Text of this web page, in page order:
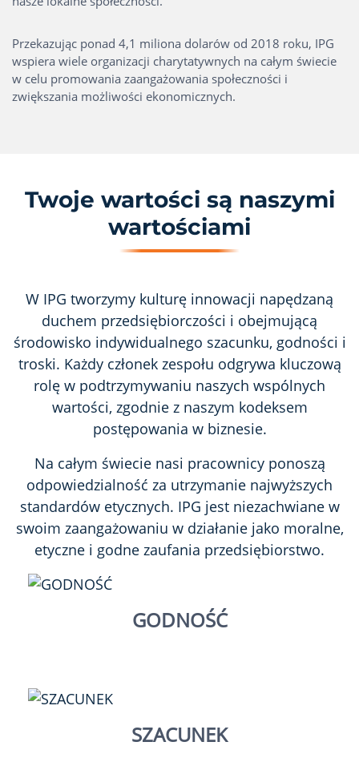
Przekazując ponad 4,1 miliona dolarów od 2018 roku, IPG
wspiera wiele organizacji charytatywnych na całym świecie
w celu promowania zaangażowania społeczności i
zwiększania możliwości ekonomicznych.
Twoje wartości są naszymi
wartościami
W IPG tworzymy kulturę innowacji napędzaną
duchem przedsiębiorczości i obejmującą
środowisko indywidualnego szacunku, godności i
troski. Każdy członek zespołu odgrywa kluczową
rolę w podtrzymywaniu naszych wspólnych
wartości, zgodnie z naszym kodeksem
postępowania w biznesie.
Na całym świecie nasi pracownicy ponoszą
odpowiedzialność za utrzymanie najwyższych
standardów etycznych. IPG jest niezachwiane w
swoim zaangażowaniu w działanie jako moralne,
etyczne i godne zaufania przedsiębiorstwo.
GODNOŚĆ
SZACUNEK